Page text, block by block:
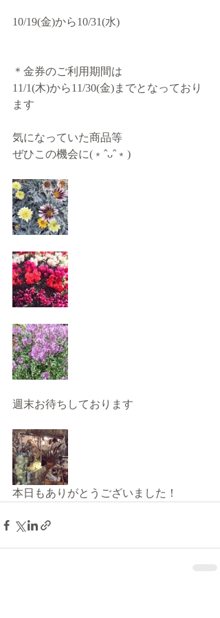
10/19(金)から10/31(水)
＊金券のご利用期間は
11/1(木)から11/30(金)までとなっており
ます
気になっていた商品等
ぜひこの機会に(﹡ˆᴗˆ﹡)
週末お待ちしております
本日もありがとうございました！